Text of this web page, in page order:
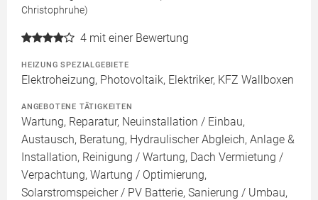
Christophruhe)
4 mit einer Bewertung
HEIZUNG SPEZIALGEBIETE
Elektroheizung, Photovoltaik, Elektriker, KFZ Wallboxen
ANGEBOTENE TÄTIGKEITEN
Wartung, Reparatur, Neuinstallation / Einbau,
Austausch, Beratung, Hydraulischer Abgleich, Anlage &
Installation, Reinigung / Wartung, Dach Vermietung /
Verpachtung, Wartung / Optimierung,
Solarstromspeicher / PV Batterie, Sanierung / Umbau,